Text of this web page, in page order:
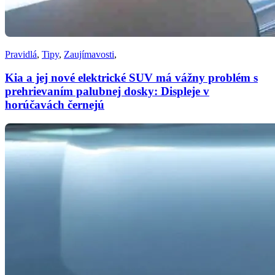
Pravidlá, Tipy, Zaujímavosti,
Kia a jej nové elektrické SUV má vážny problém s
prehrievaním palubnej dosky: Displeje v
horúčavách černejú